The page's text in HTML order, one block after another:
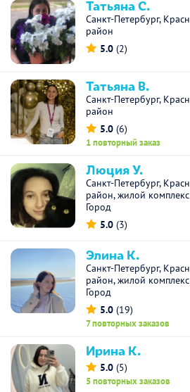
Татьяна С.
Санкт-Петербург,
район
5.0 (2)
Татьяна В.
Санкт-Петербург,
район
5.0 (6)
1 повторный заказ
Люция У.
Санкт-Петербург,
район, жилой
Город
5.0 (3)
Элина К.
Санкт-Петербург,
район, жилой
Город
5.0 (19)
7 повторных заказов
Ирина К.
5.0 (5)
5 повторных заказов